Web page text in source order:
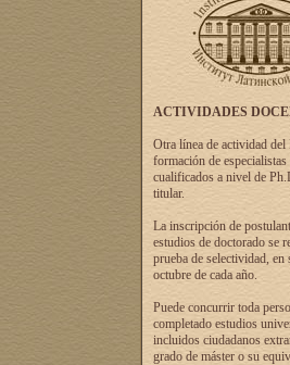
ACTIVIDADES
Otra línea de actividad
formación de especialistas
cualificados a nivel de
titular.
La inscripción de
estudios de doctorado se
prueba de selectividad, en
octubre de cada año.
Puede concurrir toda
completado estudios
incluidos ciudadanos
grado de máster o su